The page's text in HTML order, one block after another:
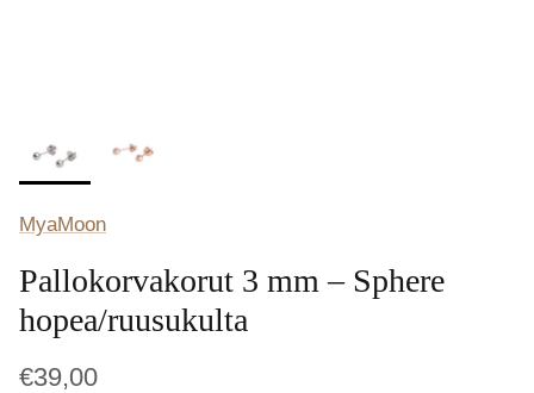
MyaMoon
Pallokorvakorut 3 mm – Sphere
hopea/ruusukulta
€39,00